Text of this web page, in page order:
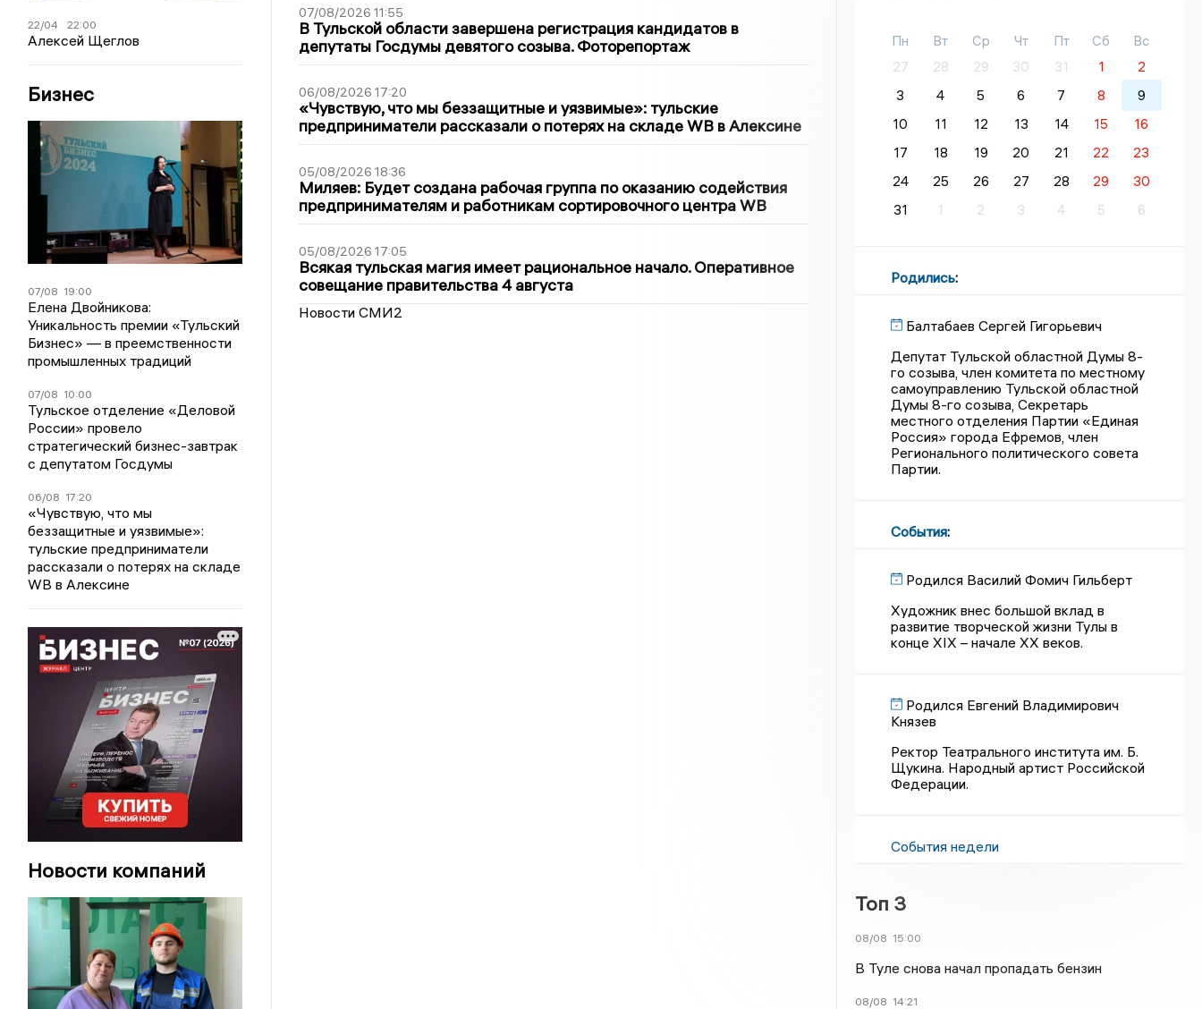
22/04 22:00
Алексей Щеглов
Бизнес
07/08 19:00
Елена Двойникова:
Уникальность премии «Тульский
Бизнес» — в преемственности
промышленных традиций
07/08 10:00
Тульское отделение «Деловой
России» провело
стратегический бизнес-завтрак
с депутатом Госдумы
06/08 17:20
«Чувствую, что мы
беззащитные и уязвимые»:
тульские предприниматели
рассказали о потерях на складе
WB в Алексине
Новости компаний
07/08/2026 11:55
В Тульской области завершена регистрация кандидатов в
депутаты Госдумы девятого созыва. Фоторепортаж
06/08/2026 17:20
«Чувствую, что мы беззащитные и уязвимые»: тульские
предприниматели рассказали о потерях на складе WB в Алексине
05/08/2026 18:36
Миляев: Будет создана рабочая группа по оказанию содействия
предпринимателям и работникам сортировочного центра WB
05/08/2026 17:05
Всякая тульская магия имеет рациональное начало. Оперативное
совещание правительства 4 августа
Новости СМИ2
Пн Вт Ср Чт Пт Сб
Вс
27
28 29 30 31 1
2
3
4 5 6 7 8
9
10
11 12 13 14 15
16
17
18 19 20 21 22
23
24
25 26 27 28 29
30
31
1 2 3 4 5 6
Родились:
Балтабаев Сергей Гигорьевич
Депутат Тульской областной Думы 8-
го созыва, член комитета по местному
самоуправлению Тульской областной
Думы 8-го созыва, Секретарь
местного отделения Партии «Единая
Россия» города Ефремов, член
Регионального политического совета
Партии.
События:
Родился Василий Фомич Гильберт
Художник внес большой вклад в
развитие творческой жизни Тулы в
конце XIX – начале XX веков.
Родился Евгений Владимирович
Князев
Ректор Театрального института им. Б.
Щукина. Народный артист Российской
Федерации.
События недели
Топ 3
08/08 15:00
В Туле снова начал пропадать бензин
08/08 14:21